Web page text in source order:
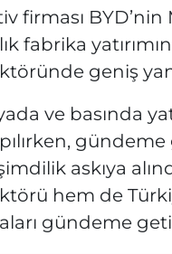
firması BYD’nin
fabrika
geniş
ve basında
askıya
hem de
gündeme